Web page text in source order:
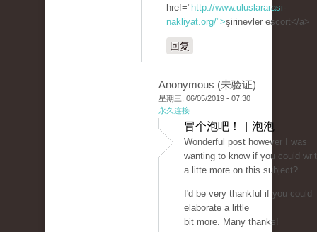
href=" http://www.uluslararasi-
nakliyat.org/">şirinevler escort</a>
回复
Anonymous (未验证)
星期三, 06/05/2019 - 07:30
永久连接
冒个泡吧！ | 泡泡
Wonderful post however I was
wanting to know if you could
a litte more on this subject?
I'd be very thankful if you could
elaborate a little
bit more. Many thanks!